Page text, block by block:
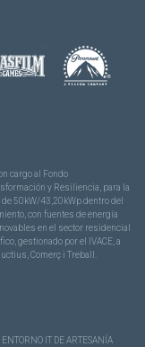
cargo al Fondo
y Resiliencia, para la
50kW/43,20kWp dentro del
con fuentes de energía
en el sector residencial
gestionado por el IVACE, a
Comerç i Treball.
IT DE ARTESANÍA